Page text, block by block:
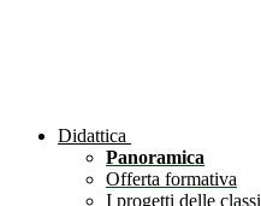
Didattica
Panoramica
Offerta formativa
I progetti delle classi